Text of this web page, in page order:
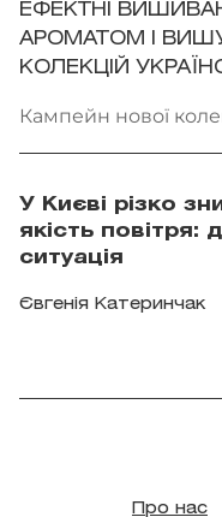
ЕФЕКТНІ
АРОМАТОМ І
КОЛЕКЦІЙ
Кампейн нової
У Києві різко
якість повітря:
ситуація
Євгенія Катеринчак
Про нас